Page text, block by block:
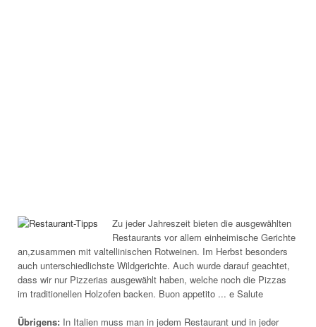
Zu jeder Jahreszeit bieten die ausgewählten
Restaurants vor allem einheimische Gerichte
an,zusammen mit valtellinischen Rotweinen. Im Herbst besonders
auch unterschiedlichste Wildgerichte. Auch wurde darauf geachtet,
dass wir nur Pizzerias ausgewählt haben, welche noch die Pizzas
im traditionellen Holzofen backen. Buon appetito ... e Salute
Übrigens: In Italien muss man in jedem Restaurant und in jeder